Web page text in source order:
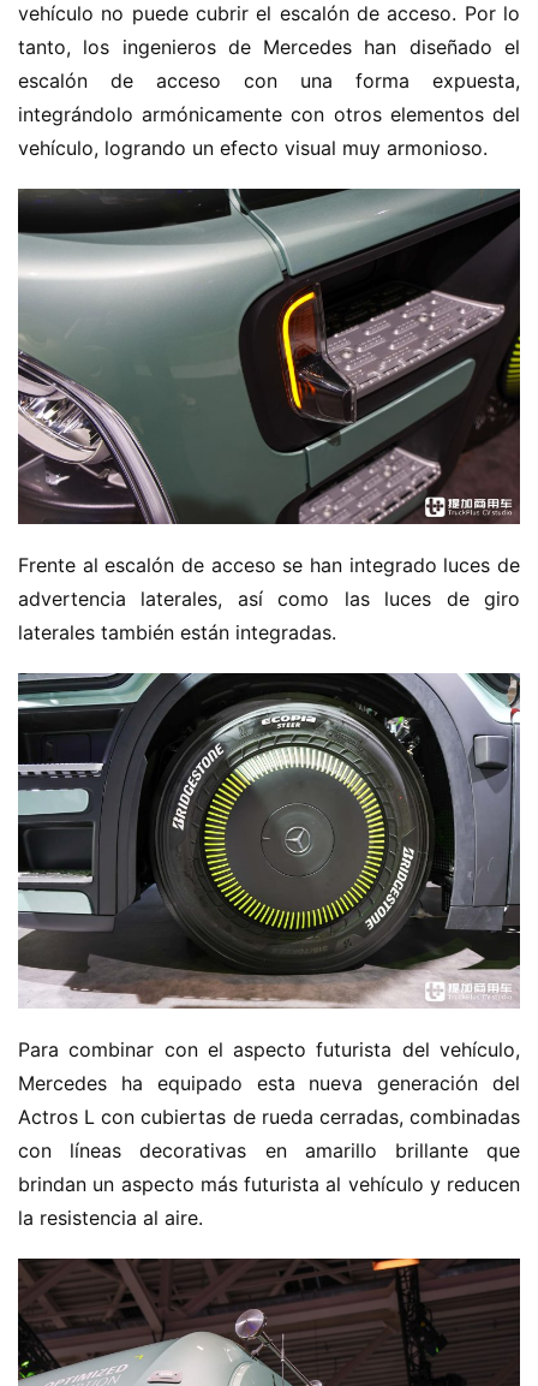
vehículo no puede cubrir el escalón de acceso. Por lo
tanto, los ingenieros de Mercedes han diseñado el
escalón de acceso con una forma expuesta,
integrándolo armónicamente con otros elementos del
vehículo, logrando un efecto visual muy armonioso.
Frente al escalón de acceso se han integrado luces de
advertencia laterales, así como las luces de giro
laterales también están integradas.
Para combinar con el aspecto futurista del vehículo,
Mercedes ha equipado esta nueva generación del
Actros L con cubiertas de rueda cerradas, combinadas
con líneas decorativas en amarillo brillante que
brindan un aspecto más futurista al vehículo y reducen
la resistencia al aire.